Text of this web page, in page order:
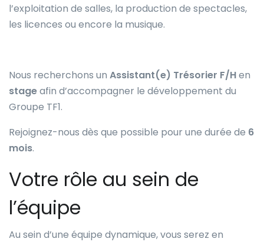
l’exploitation de salles, la production de spectacles,
les licences ou encore la musique.
Nous recherchons un Assistant(e) Trésorier F/Hen
stageafin d’accompagner le développement du
Groupe TF1.
Rejoignez-nous dès que possible pour une durée de 6
mois.
Votre rôle au sein de
l’équipe
Au sein d’une équipe dynamique, vous serez en